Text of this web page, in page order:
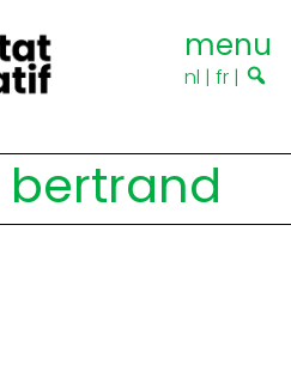
menu
nl | fr |